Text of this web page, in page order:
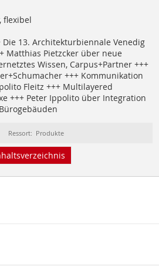
flexibel
Die 13. Architekturbiennale Venedig
Matthias Pietzcker über neue
Wissen, Carpus+Partner +++
+++ Kommunikation
Fleitz +++ Multilayered
+++ Peter Ippolito über Integration
Ressort: Produkte